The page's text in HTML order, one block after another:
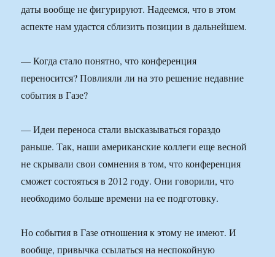
даты вообще не фигурируют. Надеемся, что в этом
аспекте нам удастся сблизить позиции в дальнейшем.
— Когда стало понятно, что конференция
переносится? Повлияли ли на это решение недавние
события в Газе?
— Идеи переноса стали высказываться гораздо
раньше. Так, наши американские коллеги еще весной
не скрывали свои сомнения в том, что конференция
сможет состояться в 2012 году. Они говорили, что
необходимо больше времени на ее подготовку.
Но события в Газе отношения к этому не имеют. И
вообще, привычка ссылаться на неспокойную